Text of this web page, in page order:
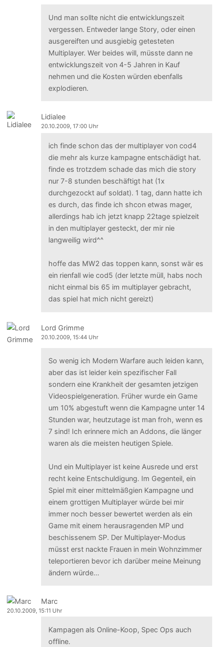
Und man sollte nicht die entwicklungszeit
vergessen. Entweder lange Story, oder einen
ausgereiften und ausgiebig getesteten
Multiplayer. Wer beides will, müsste dann ne
entwicklungszeit von 4-5 Jahren in Kauf
nehmen und die Kosten würden ebenfalls
explodieren.
Lidialee
20.10.2009, 17:00 Uhr
ich finde schon das der multiplayer von cod4
die mehr als kurze kampagne entschädigt hat.
finde es trotzdem schade das mich die story
nur 7-8 stunden beschäftigt hat (1x
durchgezockt auf soldat). 1 tag, dann hatte ich
es durch, das finde ich shcon etwas mager,
allerdings hab ich jetzt knapp 22tage spielzeit
in den multiplayer gesteckt, der mir nie
langweilig wird^^
hoffe das MW2 das toppen kann, sonst wär es
ein rienfall wie cod5 (der letzte müll, habs noch
nicht einmal bis 65 im multiplayer gebracht,
das spiel hat mich nicht gereizt)
Lord Grimme
20.10.2009, 15:44 Uhr
So wenig ich Modern Warfare auch leiden kann,
aber das ist leider kein spezifischer Fall
sondern eine Krankheit der gesamten jetzigen
Videospielgeneration. Früher wurde ein Game
um 10% abgestuft wenn die Kampagne unter 14
Stunden war, heutzutage ist man froh, wenn es
7 sind! Ich erinnere mich an Addons, die länger
waren als die meisten heutigen Spiele.
Und ein Multiplayer ist keine Ausrede und erst
recht keine Entschuldigung. Im Gegenteil, ein
Spiel mit einer mittelmäßgien Kampagne und
einem grottigen Multiplayer würde bei mir
immer noch besser bewertet werden als ein
Game mit einem herausragenden MP und
beschissenem SP. Der Multiplayer-Modus
müsst erst nackte Frauen in mein Wohnzimmer
teleportieren bevor ich darüber meine Meinung
ändern würde...
Marc
20.10.2009, 15:11 Uhr
Kampagen als Online-Koop, Spec Ops auch
offline.